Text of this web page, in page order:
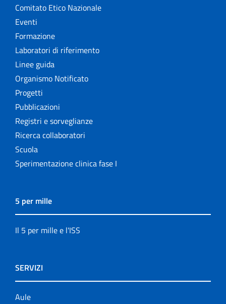
Comitato Etico Nazionale
Eventi
Formazione
Laboratori di riferimento
Linee guida
Organismo Notificato
Progetti
Pubblicazioni
Registri e sorveglianze
Ricerca collaboratori
Scuola
Sperimentazione clinica fase I
5 per mille
Il 5 per mille e l'ISS
SERVIZI
Aule